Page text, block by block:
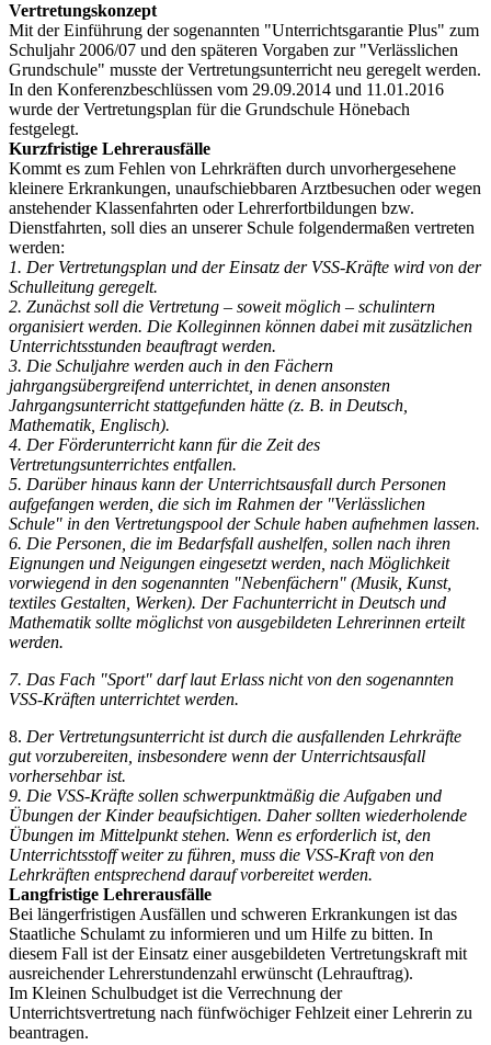
Vertretungskonzept
Mit der Einführung der sogenannten "Unterrichtsgarantie Plus" zum
Schuljahr 2006/07 und den späteren Vorgaben zur "Verlässlichen
Grundschule" musste der Vertretungsunterricht neu geregelt werden.
In den Konferenzbeschlüssen vom 29.09.2014 und 11.01.2016
wurde der Vertretungsplan für die Grundschule Hönebach
festgelegt.
Kurzfristige Lehrerausfälle
Kommt es zum Fehlen von Lehrkräften durch unvorhergesehene
kleinere Erkrankungen, unaufschiebbaren Arztbesuchen oder wegen
anstehender Klassenfahrten oder Lehrerfortbildungen bzw.
Dienstfahrten, soll dies an unserer Schule folgendermaßen vertreten
werden:
1. Der Vertretungsplan und der Einsatz der VSS-Kräfte wird von der
Schulleitung geregelt.
2. Zunächst soll die Vertretung – soweit möglich – schulintern
organisiert werden. Die Kolleginnen können dabei mit zusätzlichen
Unterrichtsstunden beauftragt werden.
3. Die Schuljahre werden auch in den Fächern
jahrgangsübergreifend unterrichtet, in denen ansonsten
Jahrgangsunterricht stattgefunden hätte (z. B. in Deutsch,
Mathematik, Englisch).
4. Der Förderunterricht kann für die Zeit des
Vertretungsunterrichtes entfallen.
5. Darüber hinaus kann der Unterrichtsausfall durch Personen
aufgefangen werden, die sich im Rahmen der "Verlässlichen
Schule" in den Vertretungspool der Schule haben aufnehmen lassen.
6. Die Personen, die im Bedarfsfall aushelfen, sollen nach ihren
Eignungen und Neigungen eingesetzt werden, nach Möglichkeit
vorwiegend in den sogenannten "Nebenfächern" (Musik, Kunst,
textiles Gestalten, Werken). Der Fachunterricht in Deutsch und
Mathematik sollte möglichst von ausgebildeten Lehrerinnen erteilt
werden.
7. Das Fach "Sport" darf laut Erlass nicht von den sogenannten
VSS-Kräften unterrichtet werden.
8. Der Vertretungsunterricht ist durch die ausfallenden Lehrkräfte
gut vorzubereiten, insbesondere wenn der Unterrichtsausfall
vorhersehbar ist.
9. Die VSS-Kräfte sollen schwerpunktmäßig die Aufgaben und
Übungen der Kinder beaufsichtigen. Daher sollten wiederholende
Übungen im Mittelpunkt stehen. Wenn es erforderlich ist, den
Unterrichtsstoff weiter zu führen, muss die VSS-Kraft von den
Lehrkräften entsprechend darauf vorbereitet werden.
Langfristige Lehrerausfälle
Bei längerfristigen Ausfällen und schweren Erkrankungen ist das
Staatliche Schulamt zu informieren und um Hilfe zu bitten. In
diesem Fall ist der Einsatz einer ausgebildeten Vertretungskraft mit
ausreichender Lehrerstundenzahl erwünscht (Lehrauftrag).
Im Kleinen Schulbudget ist die Verrechnung der
Unterrichtsvertretung nach fünfwöchiger Fehlzeit einer Lehrerin zu
beantragen.